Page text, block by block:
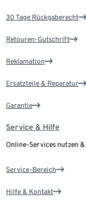
30 Tage Rückgaberecht
Retouren-Gutschrift
Reklamation
Ersatzteile & Reparatur
Garantie
Service & Hilfe
Online-Services nutzen
Service-Bereich
Hilfe & Kontakt